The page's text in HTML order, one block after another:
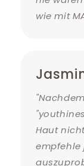
wie mit
Haut
empfehle